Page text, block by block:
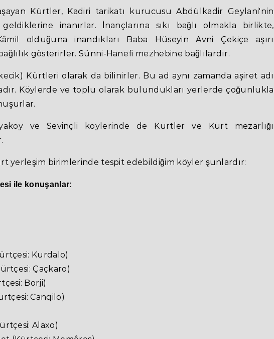
Kürtler, Kadiri tarikatı kurucusu Abdülkadir Geylani'nin
inanırlar. İnançlarına sıkı bağlı olmakla birlikte,
olduğuna inandıkları Baba Hüse­yin Avni Çekiçe aşırı
gösterirler. Sünni-Hanefi mezhebine bağlılardır.
Kürtleri olarak da bilinirler. Bu ad aynı zamanda aşiret adı
Köylerde ve toplu olarak bulundukları yerlerde çoğunlukla
ve Sevinçli köylerinde de Kürtler ve Kürt mezarlığı
yerleşim birimlerinde tespit edebildiğim köyler şunlardır:
ile konuşanlar:
Kurdalo)
Çaçkaro)
Borji)
Canqilo)
Alaxo)